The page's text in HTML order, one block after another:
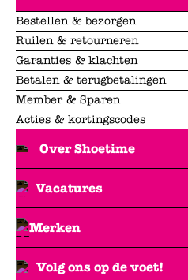
Bestellen & bezorgen
Ruilen & retourneren
Garanties & klachten
Betalen & terugbetalingen
Member & Sparen
Acties & kortingscodes
Over Shoetime
Vacatures
Merken
Volg ons op de voet!